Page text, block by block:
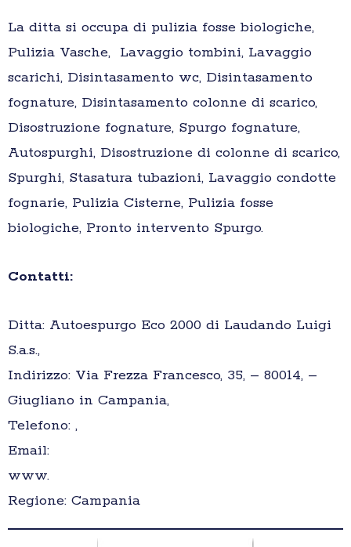
La ditta si occupa di pulizia fosse biologiche,
Pulizia Vasche, Lavaggio tombini, Lavaggio
scarichi, Disintasamento wc, Disintasamento
fognature, Disintasamento colonne di scarico,
Disostruzione fognature, Spurgo fognature,
Autospurghi, Disostruzione di colonne di scarico,
Spurghi, Stasatura tubazioni, Lavaggio condotte
fognarie, Pulizia Cisterne, Pulizia fosse
biologiche, Pronto intervento Spurgo.
Contatti:
Ditta: Autoespurgo Eco 2000 di Laudando Luigi
S.a.s.,
Indirizzo: Via Frezza Francesco, 35, – 80014, –
Giugliano in Campania,
Telefono: ,
Email:
www.
Regione: Campania